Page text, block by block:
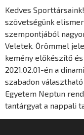
Kedves
szövetségünk
szempontjából
Veletek. Örömmel
kemény előkészítő
2021.02.01-én a
szabadon
Egyetem Neptun
tantárgyat a nappali